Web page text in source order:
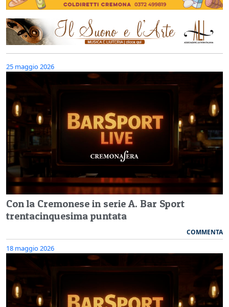
25 maggio 2026
Con la Cremonese in serie A. Bar Sport
trentacinquesima puntata
COMMENTA
18 maggio 2026